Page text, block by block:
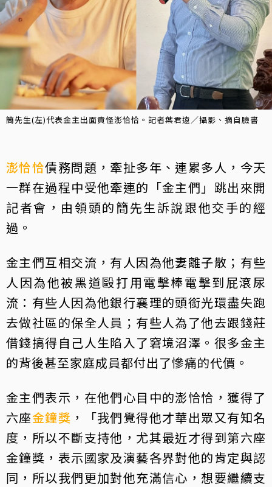
簡先生(左)代表金主出面責怪澎恰恰。記者葉君遠／攝影、摘自臉書
澎恰恰債務問題，牽扯多年、連累多人，今天
一群在過程中受他牽連的「金主們」跳出來開
記者會，由領頭的簡先生訴說跟他交手的經
過。
金主們互相交流，有人因為他妻離子散；有些
人因為他被黑道毆打用電擊棒電擊到屁滾尿
流：有些人因為他銀行襄理的頭銜光環盡失跑
去做社區的保全人員；有些人為了他去跟錢莊
借錢搞得自己人生陷入了窘境沼澤。很多金主
的背後甚至家庭成員都付出了慘痛的代價。
金主們表示，在他們心目中的澎恰恰，獲得了
六座金鐘獎 ，「我們覺得他才華出眾又有知名
度，所以不斷支持他，尤其最近才得到第六座
金鐘獎，表示國家及演藝各界對他的肯定與認
同，所以我們更加對他充滿信心，想要繼續支